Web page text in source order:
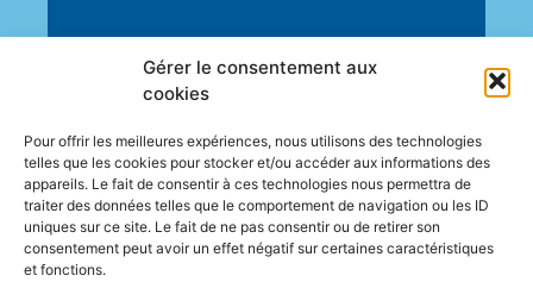
Gérer le consentement aux
cookies
Pour offrir les meilleures expériences, nous utilisons des technologies
telles que les cookies pour stocker et/ou accéder aux informations des
appareils. Le fait de consentir à ces technologies nous permettra de
traiter des données telles que le comportement de navigation ou les ID
uniques sur ce site. Le fait de ne pas consentir ou de retirer son
consentement peut avoir un effet négatif sur certaines caractéristiques
et fonctions.
PRÉCÉDENT SUIVANT